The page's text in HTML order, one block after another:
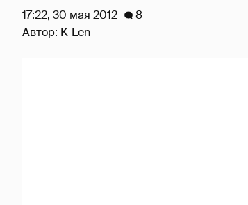
17:22, 30 мая 2012
8
Автор: K-Len